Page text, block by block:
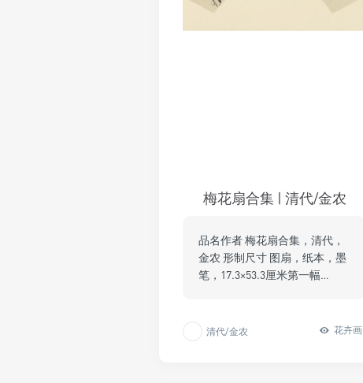
梅花扇合集 | 清代/金农
品名作者 梅花扇合集，清代，
金农 形制尺寸 图扇，纸本，墨
笔，17.3×53.3厘米第一幅…
清代/金农 花卉画